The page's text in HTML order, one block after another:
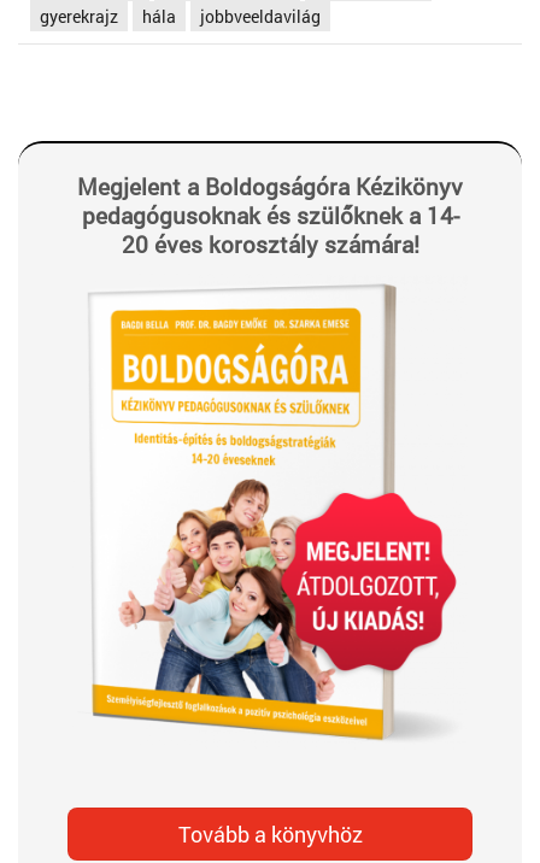
gyerekrajz
hála jobbveeldavilág
Megjelent a Boldogságóra Kézikönyv
pedagógusoknak és szülőknek a 14-
20 éves korosztály számára!
Tovább a könyvhöz